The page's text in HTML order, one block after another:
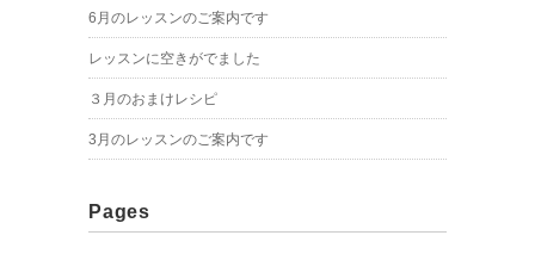
6月のレッスンのご案内です
レッスンに空きがでました
３月のおまけレシピ
3月のレッスンのご案内です
Pages